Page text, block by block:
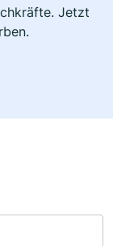
Jetzt